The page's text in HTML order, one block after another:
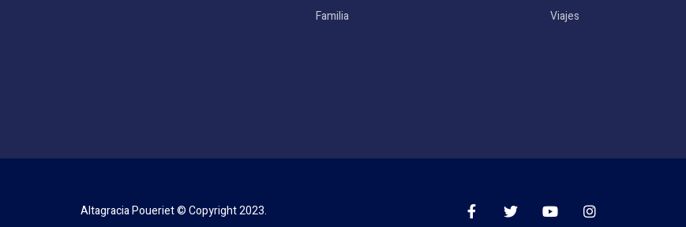
Familia
Viajes
Altagracia Poueriet © Copyright 2023.